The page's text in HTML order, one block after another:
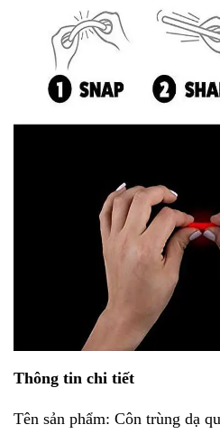
Thông tin chi tiết
Tên sản phẩm: Côn trùng dạ